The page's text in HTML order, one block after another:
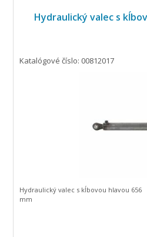
Hydraulický valec s
Katalógové číslo: 00812017
Hydraulický valec s kĺbovou hlavou 656
mm